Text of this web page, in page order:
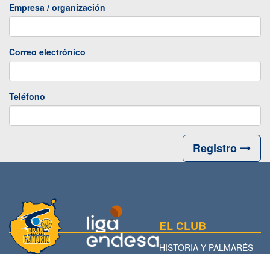
Empresa / organización
Correo electrónico
Teléfono
Registro
EL CLUB
HISTORIA Y PALMARÉS